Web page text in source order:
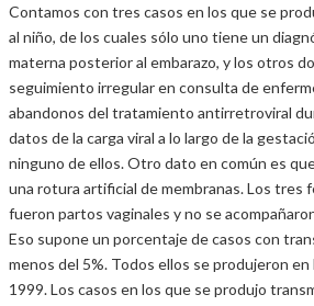
Contamos con tres casos en los que se
al niño, de los cuales sólo uno tiene un
materna posterior al embarazo, y los otros
seguimiento irregular en consulta de
abandonos del tratamiento antirretroviral
datos de la carga viral a lo largo de la
ninguno de ellos. Otro dato en común es
una rotura artificial de membranas. Los tres
fueron partos vaginales y no se
Eso supone un porcentaje de casos con
menos del 5%. Todos ellos se produjeron en
1999. Los casos en los que se produjo